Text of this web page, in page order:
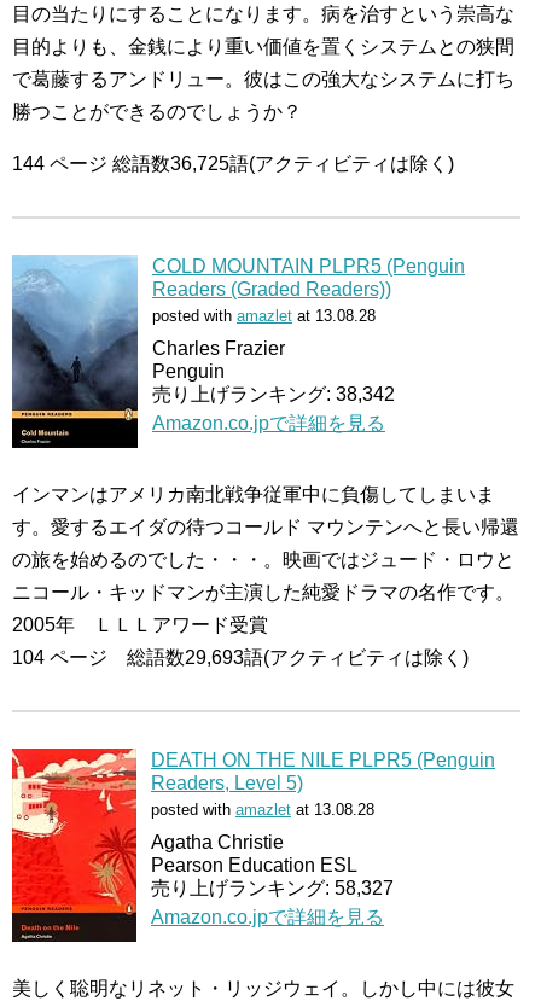
目の当たりにすることになります。病を治すという崇高な
目的よりも、金銭により重い価値を置くシステムとの狭間
で葛藤するアンドリュー。彼はこの強大なシステムに打ち
勝つことができるのでしょうか？
144 ページ 総語数36,725語(アクティビティは除く)
COLD MOUNTAIN PLPR5 (Penguin
Readers (Graded Readers))
posted with amazlet at 13.08.28
Charles Frazier
Penguin
売り上げランキング: 38,342
Amazon.co.jpで詳細を見る
インマンはアメリカ南北戦争従軍中に負傷してしまいま
す。愛するエイダの待つコールド マウンテンへと長い帰還
の旅を始めるのでした・・・。映画ではジュード・ロウと
ニコール・キッドマンが主演した純愛ドラマの名作です。
2005年 ＬＬＬアワード受賞
104 ページ 総語数29,693語(アクティビティは除く)
DEATH ON THE NILE PLPR5 (Penguin
Readers, Level 5)
posted with amazlet at 13.08.28
Agatha Christie
Pearson Education ESL
売り上げランキング: 58,327
Amazon.co.jpで詳細を見る
美しく聡明なリネット・リッジウェイ。しかし中には彼女